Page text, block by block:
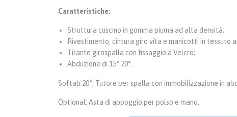
Caratteristiche:
Struttura cuscino in gomma piuma ad alta densità;
Rivestimento, cintura giro vita e manicotti in tessuto
Tirante girospalla con fissaggio a Velcro;
Abduzione di 15° 20°.
Softab 20°, Tutore per spalla con immobilizzazione in
Optional: Asta di appoggio per polso e mano.